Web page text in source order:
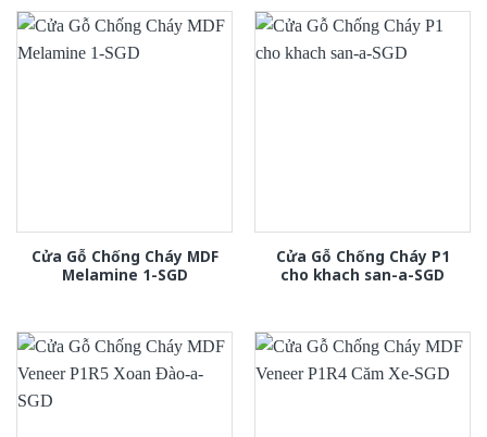
Cửa Gỗ Chống Cháy MDF
Melamine 1-SGD
Cửa Gỗ Chống Cháy P1
cho khach san-a-SGD